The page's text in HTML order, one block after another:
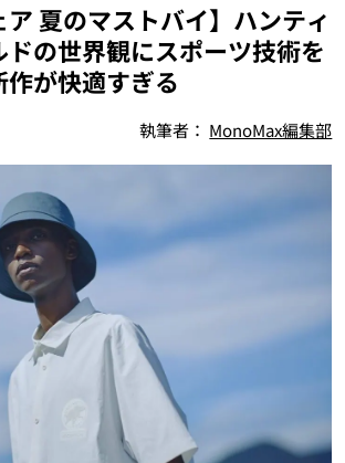
ア 夏のマストバイ】ハンティ
ドの世界観にスポーツ技術を
が快適すぎる
執筆者： MonoMax編集部